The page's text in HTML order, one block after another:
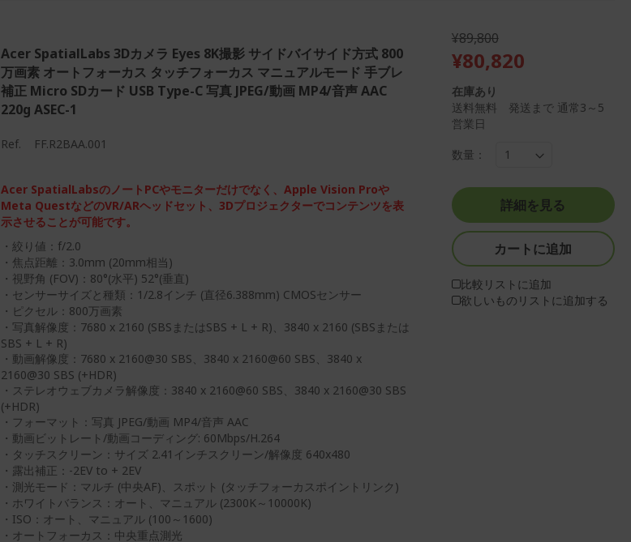
Acer SpatialLabs 3Dカメラ Eyes 8K撮影 サイドバイサイド方式 800
万画素 オートフォーカス タッチフォーカス マニュアルモード 手ブレ
補正 Micro SDカード USB Type-C 写真 JPEG/動画 MP4/音声 AAC
220g ASEC-1
Ref. FF.R2BAA.001
Acer SpatialLabsのノートPCやモニターだけでなく、Apple Vision Proや
Meta QuestなどのVR/ARヘッドセット、3Dプロジェクターでコンテンツを表
示させることが可能です。
・絞り値：f/2.0
・焦点距離：3.0mm (20mm相当)
・視野角 (FOV)：80°(水平) 52°(垂直)
・センサーサイズと種類：1/2.8インチ (直径6.388mm) CMOSセンサー
・ピクセル：800万画素
・写真解像度：7680 x 2160 (SBSまたはSBS + L + R)、3840 x 2160 (SBSまたは
SBS + L + R)
・動画解像度：7680 x 2160@30 SBS、3840 x 2160@60 SBS、3840 x
2160@30 SBS (+HDR)
・ステレオウェブカメラ解像度：3840 x 2160@60 SBS、3840 x 2160@30 SBS
(+HDR)
・フォーマット：写真 JPEG/動画 MP4/音声 AAC
・動画ビットレート/動画コーディング: 60Mbps/H.264
・タッチスクリーン：サイズ 2.41インチスクリーン/解像度 640x480
・露出補正：-2EV to + 2EV
・測光モード：マルチ (中央AF)、スポット (タッチフォーカスポイントリンク)
・ホワイトバランス：オート、マニュアル (2300K～10000K)
・ISO：オート、マニュアル (100～1600)
・オートフォーカス：中央重点測光
¥89,800
¥80,820
在庫あり
送料無料 発送まで 通常3～5
営業日
数量：
詳細を見る
カートに追加
比較リストに追加
欲しいものリストに追加する